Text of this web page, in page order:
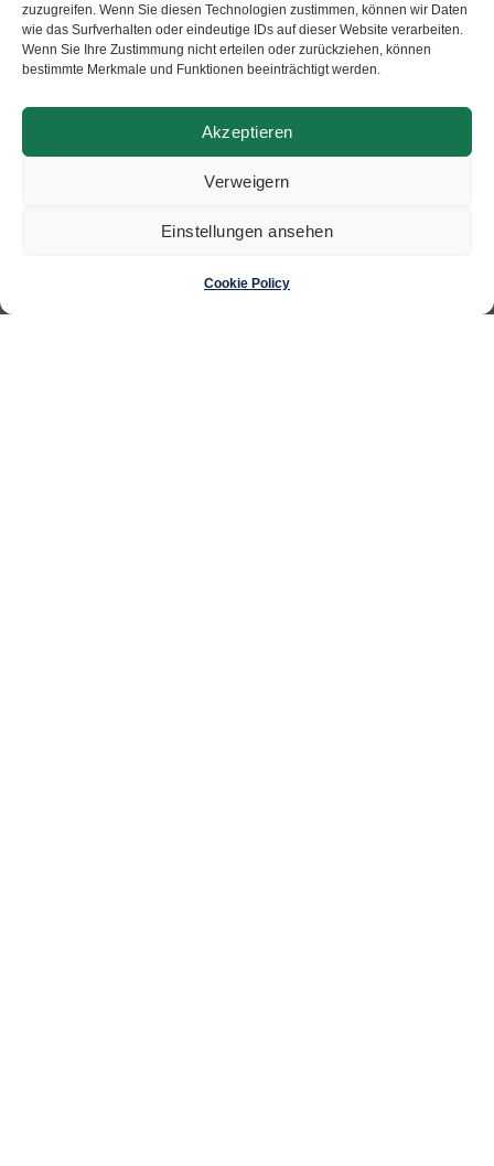
zuzugreifen. Wenn Sie diesen Technologien zustimmen, können wir Daten
wie das Surfverhalten oder eindeutige IDs auf dieser Website verarbeiten.
Wenn Sie Ihre Zustimmung nicht erteilen oder zurückziehen, können
bestimmte Merkmale und Funktionen beeinträchtigt werden.
Akzeptieren
Verweigern
Einstellungen ansehen
Cookie Policy
© Swisscoding SA
2024